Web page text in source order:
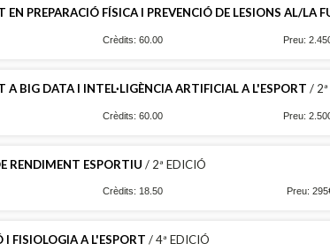
PREPARACIÓ FÍSICA I PREVENCIÓ DE LESIONS AL/LA
Crèdits: 60.00 Preu:
BIG DATA I INTEL·LIGÈNCIA ARTIFICIAL A L'ESPORT /
Crèdits: 60.00 Preu:
RENDIMENT ESPORTIU / 2ª EDICIÓ
Crèdits: 18.50 Preu:
FISIOLOGIA A L'ESPORT / 4ª EDICIÓ